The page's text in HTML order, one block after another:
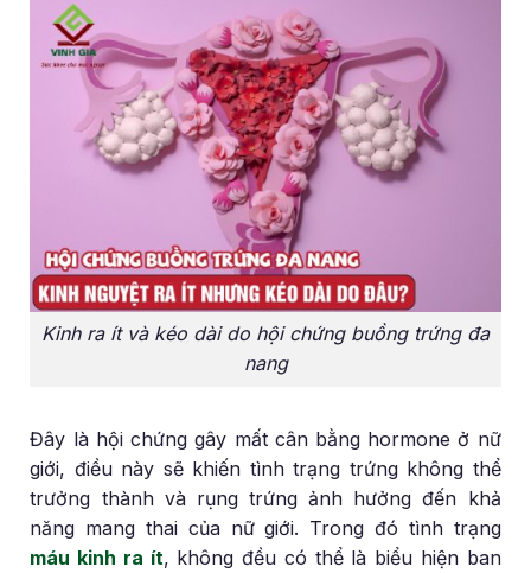
Kinh ra ít và kéo dài do hội chứng buồng trứng đa
nang
Đây là hội chứng gây mất cân bằng hormone ở nữ
giới, điều này sẽ khiến tình trạng trứng không thể
trưởng thành và rụng trứng ảnh hưởng đến khả
năng mang thai của nữ giới. Trong đó tình trạng
máu kinh ra ít, không đều có thể là biểu hiện ban